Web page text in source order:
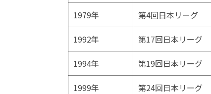
1979年 第4回日本リーグ
1992年 第17回日本リーグ
1994年 第19回日本リーグ
1999年 第24回日本リーグ